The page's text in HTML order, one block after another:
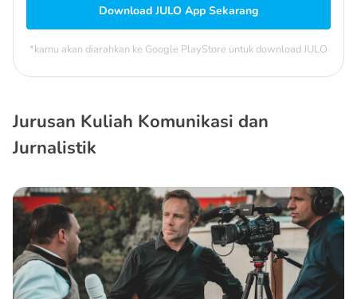
Download JULO App Sekarang
*kamu akan diarahkan ke Google PlayStore untuk download JULO
Jurusan Kuliah Komunikasi dan
Jurnalistik